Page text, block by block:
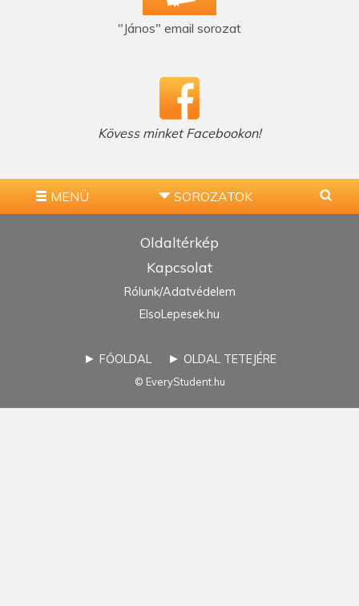
"János" email sorozat
Kövess minket Facebookon!
MENÜ SOROZATOK
Oldaltérkép
Kapcsolat
Rólunk/Adatvédelem
ElsoLepesek.hu
► FŐOLDAL ► OLDAL TETEJÉRE
© EveryStudent.hu